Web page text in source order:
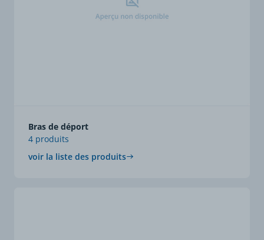
Bras de déport
4 produits
voir la liste des produits